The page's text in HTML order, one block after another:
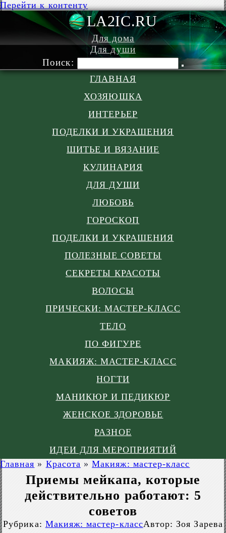
Перейти к контенту
LA2IC.RU
Для дома
Для души
Поиск:
ГЛАВНАЯ
ХОЗЯЮШКА
ИНТЕРЬЕР
ПОДЕЛКИ И УКРАШЕНИЯ
ШИТЬЕ И ВЯЗАНИЕ
КУЛИНАРИЯ
ДЛЯ ДУШИ
ЛЮБОВЬ
ГОРОСКОП
ПОДЕЛКИ И УКРАШЕНИЯ
ПОЛЕЗНЫЕ СОВЕТЫ
СЕКРЕТЫ КРАСОТЫ
ВОЛОСЫ
ПРИЧЕСКИ: МАСТЕР-КЛАСС
ТЕЛО
ПО ФИГУРЕ
МАКИЯЖ: МАСТЕР-КЛАСС
НОГТИ
МАНИКЮР И ПЕДИКЮР
ЖЕНСКОЕ ЗДОРОВЬЕ
РАЗНОЕ
ИДЕИ ДЛЯ МЕРОПРИЯТИЙ
Главная » Красота » Макияж: мастер-класс
Приемы мейкапа, которые
действительно работают: 5
советов
Рубрика: Макияж: мастер-классАвтор: Зоя Зарева